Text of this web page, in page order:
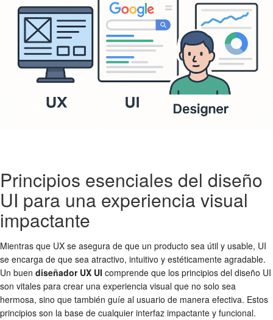
Principios esenciales del diseño
UI para una experiencia visual
impactante
Mientras que UX se asegura de que un producto sea útil y usable, UI
se encarga de que sea atractivo, intuitivo y estéticamente agradable.
Un buen diseñador UX UI comprende que los principios del diseño UI
son vitales para crear una experiencia visual que no solo sea
hermosa, sino que también guíe al usuario de manera efectiva. Estos
principios son la base de cualquier interfaz impactante y funcional.